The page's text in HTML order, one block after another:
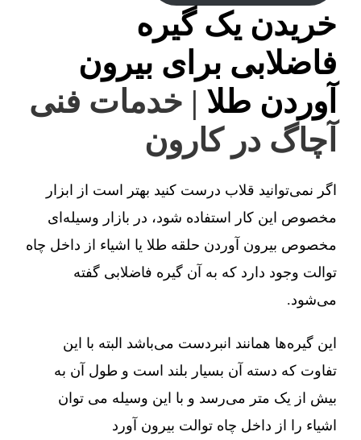
خریدن یک گیره
فاضلابی برای بیرون
آوردن طلا | خدمات فنی
آچاگ در کارون
اگر نمی‌توانید قلاب درست کنید بهتر است از ابزار
مخصوص این کار استفاده شود، در بازار وسیله‌ای
مخصوص بیرون آوردن حلقه طلا یا اشیاء از داخل چاه
توالت وجود دارد که به آن گیره فاضلابی گفته
می‌شود.
این گیره‌ها همانند انبردست می‌باشد البته با این
تفاوت که دسته آن بسیار بلند است و طول آن به
بیش از یک متر می‌رسد و با این وسیله می توان
اشیاء را از داخل چاه توالت بیرون آورد